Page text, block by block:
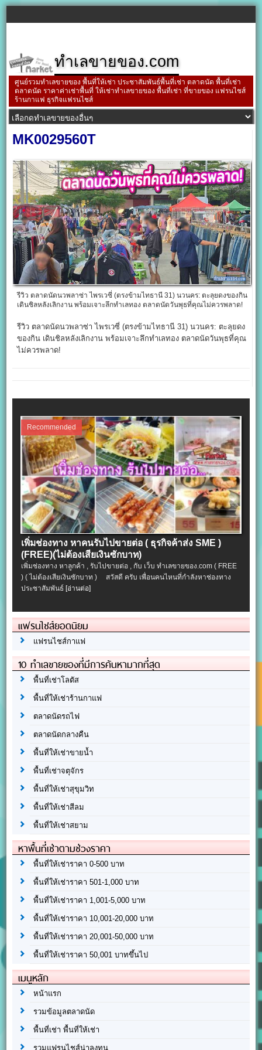
ทำเลขายของ.com
ศูนย์รวมทำเลขายของ พื้นที่ให้เช่า ประชาสัมพันธ์พื้นที่เช่า ตลาดนัด พื้นที่เช่า
ตลาดนัด ราคาค่าเช่าพื้นที่ ให้เช่าทำเลขายของ พื้นที่เช่า ที่ขายของ แฟรนไชส์
ร้านกาแฟ ธุรกิจแฟรนไชส์
MK0029560T
รีวิว ตลาดนัดนวพลาซ่า ไพรเวซี่ (ตรงข้ามไทธานี 31) นวนคร: ตะลุยดงของกิน
เดินชิลหลังเลิกงาน พร้อมเจาะลึกทำเลทอง ตลาดนัดวันพุธที่คุณไม่ควรพลาด!
รีวิว ตลาดนัดนวพลาซ่า ไพรเวซี่ (ตรงข้ามไทธานี 31) นวนคร: ตะลุยดง
ของกิน เดินชิลหลังเลิกงาน พร้อมเจาะลึกทำเลทอง ตลาดนัดวันพุธที่คุณ
ไม่ควรพลาด!
Recommended
เพิ่มช่องทาง หาคนรับไปขายต่อ ( ธุรกิจค้าส่ง SME )
(FREE)(ไม่ต้องเสียเงินซักบาท)
เพิ่มช่องทาง หาลูกค้า , รับไปขายต่อ , กับ เว็บ ทำเลขายของ.com ( FREE
) ( ไม่ต้องเสียเงินซักบาท ) สวัสดี ครับ เพื่อนคนไหนที่กำลังหาช่องทาง
ประชาสัมพันธ์ [อ่านต่อ]
แฟรนไชส์ยอดนิยม
แฟรนไชส์กาแฟ
10 ทำเลขายของที่มีการค้นหามากที่สุด
พื้นที่เช่าโลตัส
พื้นที่ให้เช่าร้านกาแฟ
ตลาดนัดรถไฟ
ตลาดนัดกลางคืน
พื้นที่ให้เช่าขายน้ำ
พื้นที่เช่าจตุจักร
พื้นที่ให้เช่าสุขุมวิท
พื้นที่ให้เช่าสีลม
พื้นที่ให้เช่าสยาม
หาพื้นที่เช่าตามช่วงราคา
พื้นที่ให้เช่าราคา 0-500 บาท
พื้นที่ให้เช่าราคา 501-1,000 บาท
พื้นที่ให้เช่าราคา 1,001-5,000 บาท
พื้นที่ให้เช่าราคา 10,001-20,000 บาท
พื้นที่ให้เช่าราคา 20,001-50,000 บาท
พื้นที่ให้เช่าราคา 50,001 บาทขึ้นไป
เมนูหลัก
หน้าแรก
รวมข้อมูลตลาดนัด
พื้นที่เช่า พื้นที่ให้เช่า
รวมแฟรนไชส์น่าลงทุน